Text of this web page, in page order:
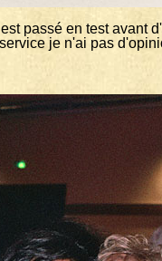
passé en test avant
je n'ai pas